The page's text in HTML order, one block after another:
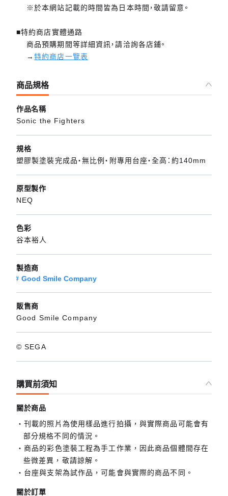
※於本網站記載的時間皆為日本時間，敬請留意。
■特約商店實體通路
商品預購期間等詳細資訊，請洽詢各店鋪。
→特約商店一覽表
商品規格
作品名稱
Sonic the Fighters
規格
塑膠製塗裝完成品・無比例・附專用台座・全高：約140mm
原型製作
NEQ
色彩
谷本裕人
製造商
Good Smile Company
販售商
Good Smile Company
© SEGA
購買前須知
關於商品
刊載的照片為使用樣品進行拍攝，與實際商品可能會有
部分規格不同的情況。
商品的彩色塗裝工程為手工作業，因此商品個體間存在
些微差異，敬請諒解。
台座與支架為試作品，可能會與實際的商品不同。
關於訂單